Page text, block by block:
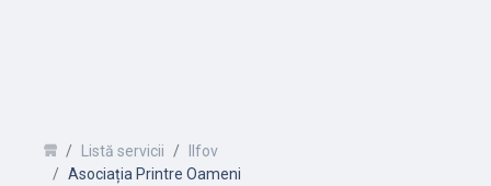
Listă servicii
Ilfov
Asociația Printre Oameni